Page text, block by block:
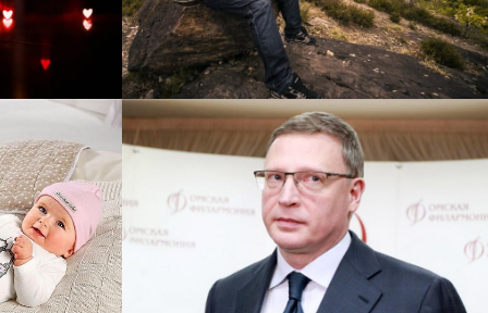
Guitaramania.ru на 1С-
Битрикс
Смотреть проект
Сайт кандидата в
губернаторы Буркова
Александра Леонидовича